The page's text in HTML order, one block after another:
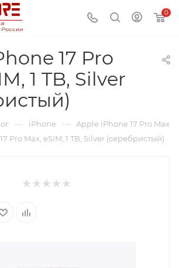
0
17 Pro
1 TB, Silver
— iPhone — Apple iPhone 17 Pro Max
Pro Max, eSIM, 1 TB, Silver (серебристый)